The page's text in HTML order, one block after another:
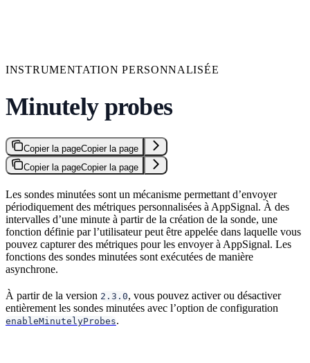
INSTRUMENTATION PERSONNALISÉE
Minutely probes
Copier la pageCopier la page
Copier la pageCopier la page
Les sondes minutées sont un mécanisme permettant d’envoyer
périodiquement des métriques personnalisées à AppSignal. À des
intervalles d’une minute à partir de la création de la sonde, une
fonction définie par l’utilisateur peut être appelée dans laquelle vous
pouvez capturer des métriques pour les envoyer à AppSignal. Les
fonctions des sondes minutées sont exécutées de manière
asynchrone.
À partir de la version 2.3.0, vous pouvez activer ou désactiver
entièrement les sondes minutées avec l’option de configuration
enableMinutelyProbes.